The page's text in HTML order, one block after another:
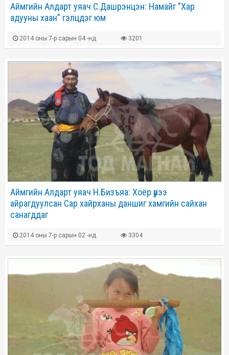
Аймгийн Алдарт уяач С.Дашрэнцэн: Намайг "Хар
адууны хаан” гэлцдэг юм
2014 оны 7-р сарын 04 -нд 3201
Аймгийн Алдарт уяач Н.Бизъяа: Хоёр үрээ
айрагдуулсан Сар хайрханы даншиг хамгийн сайхан
санагддаг
2014 оны 7-р сарын 02 -нд 3304